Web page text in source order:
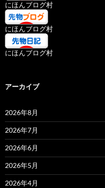
にほんブログ村
にほんブログ村
にほんブログ村
アーカイブ
2026年8月
2026年7月
2026年6月
2026年5月
2026年4月